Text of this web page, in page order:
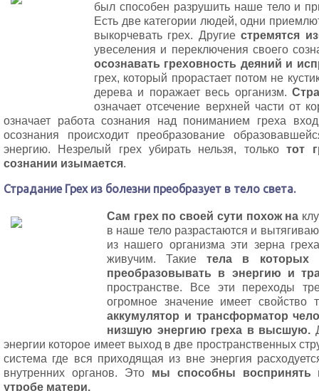
был способен разрушить наше тело и
Есть две категории людей, одни
выкорчевать грех. Другиестремятся
увеселения и переключения своего
осознавать греховность деяний и
грех, который прорастает потом не
дерева и поражает весь организм.
означает отсечение верхней части от
означает работа сознания над пониманием греха
осознания происходит преобразование
энергию. Незрелый грех убирать нельзя, толькотот
сознании изымается.
Страдание Грех из болезни преобразует в тело света.
Сам грех по своей сути похож на
в наше тело разрастаются и
из нашего организма эти зерна
живучим. Такиетела в которых
преобразовывать в энергию и
пространстве. Все эти переходы
огромное значение имеет свойство
аккумулятор и трансформатор
низшую энергию греха в высшую.
энергии которое имеет выход в две пространственных
система где вся приходящая из вне энергия
внутренних органов. Это мы способны воспринять
утробе матери.